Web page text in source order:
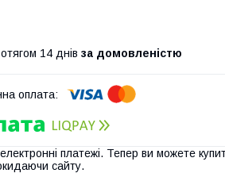
14 днів за домовленістю
платежі. Тепер ви можете
сайту.